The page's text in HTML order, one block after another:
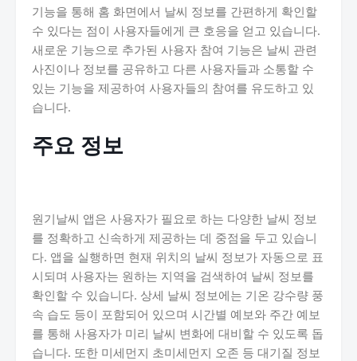
기능을 통해 홈 화면에서 날씨 정보를 간편하게 확인할
수 있다는 점이 사용자들에게 큰 호응을 얻고 있습니다.
새로운 기능으로 추가된 사용자 참여 기능은 날씨 관련
사진이나 정보를 공유하고 다른 사용자들과 소통할 수
있는 기능을 제공하여 사용자들의 참여를 유도하고 있
습니다.
주요 정보
원기날씨 앱은 사용자가 필요로 하는 다양한 날씨 정보
를 정확하고 신속하게 제공하는 데 중점을 두고 있습니
다. 앱을 실행하면 현재 위치의 날씨 정보가 자동으로 표
시되며 사용자는 원하는 지역을 검색하여 날씨 정보를
확인할 수 있습니다. 상세 날씨 정보에는 기온 강수량 풍
속 습도 등이 포함되어 있으며 시간별 예보와 주간 예보
를 통해 사용자가 미리 날씨 변화에 대비할 수 있도록 돕
습니다. 또한 미세먼지 초미세먼지 오존 등 대기질 정보